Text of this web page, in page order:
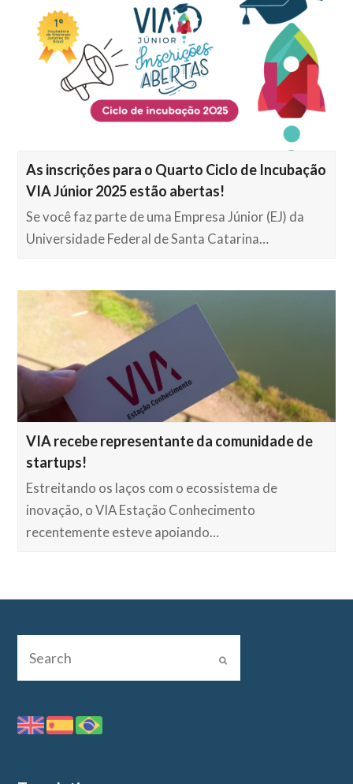
As inscrições para o Quarto Ciclo de Incubação
VIA Júnior 2025 estão abertas!
Se você faz parte de uma Empresa Júnior (EJ) da
Universidade Federal de Santa Catarina…
VIA recebe representante da comunidade de
startups!
Estreitando os laços com o ecossistema de
inovação, o VIA Estação Conhecimento
recentemente esteve apoiando…